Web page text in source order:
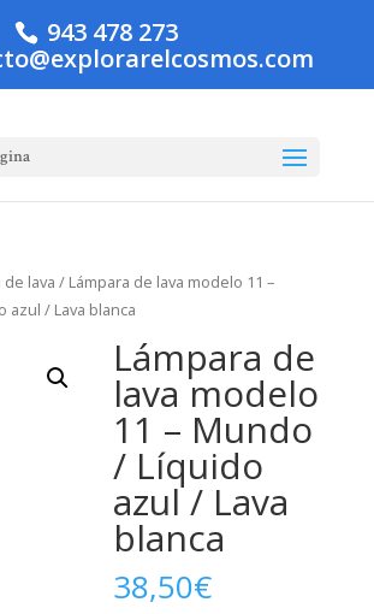
943 478 273
de lava / Lámpara de lava modelo 11 –
azul / Lava blanca
Lámpara de
lava modelo
11 – Mundo
/ Líquido
azul / Lava
blanca
38,50€